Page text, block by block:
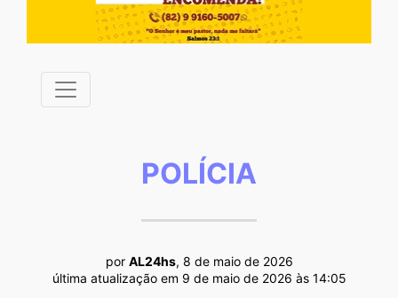
POLÍCIA
por AL24hs, 8 de maio de 2026
última atualização em 9 de maio de 2026 às 14:05